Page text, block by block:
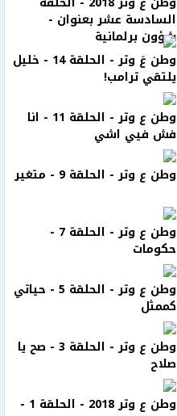
السادسة عشر بعنوان -
شؤون برلمانية
وطن عَ وتر - الحلقة 14 - خليل
يلتقي ترامب!
وطن ع وتر - الحلقة 11 - انا
فش فيي اشي
وطن ع وتر - الحلقة 9 - متغير
وطن ع وتر - الحلقة 7 -
حكومات
وطن ع وتر - الحلقة 5 - حياتي
كممثل
وطن ع وتر - الحلقة 3 - صح يا
صلاح
وطن ع وتر 2018 - الحلقة 1 -